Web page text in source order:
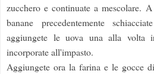
zucchero e continuate a mescolare.
banane precedentemente
aggiungete le uova una alla volta
incorporate all'impasto.
Aggiungete ora la farina e le gocce